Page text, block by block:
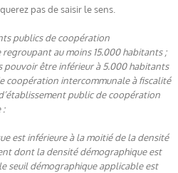
pas de saisir le sens.
publics de coopération
au moins 15.000 habitants ;
pouvoir être inférieur à 5.000 habitants
coopération intercommunale à fiscalité
public de coopération
:
est inférieure à la moitié de la densité
dont la densité démographique est
seuil démographique applicable est